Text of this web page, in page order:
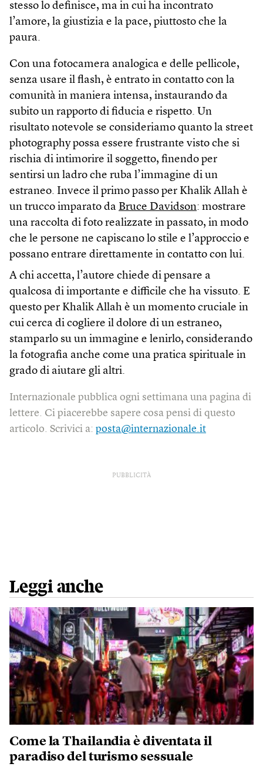
stesso lo definisce, ma in cui ha incontrato
l’amore, la giustizia e la pace, piuttosto che la
paura.
Con una fotocamera analogica e delle pellicole,
senza usare il flash, è entrato in contatto con la
comunità in maniera intensa, instaurando da
subito un rapporto di fiducia e rispetto. Un
risultato notevole se consideriamo quanto la street
photography possa essere frustrante visto che si
rischia di intimorire il soggetto, finendo per
sentirsi un ladro che ruba l’immagine di un
estraneo. Invece il primo passo per Khalik Allah è
un trucco imparato da Bruce Davidson: mostrare
una raccolta di foto realizzate in passato, in modo
che le persone ne capiscano lo stile e l’approccio e
possano entrare direttamente in contatto con lui.
A chi accetta, l’autore chiede di pensare a
qualcosa di importante e difficile che ha vissuto. E
questo per Khalik Allah è un momento cruciale in
cui cerca di cogliere il dolore di un estraneo,
stamparlo su un immagine e lenirlo, considerando
la fotografia anche come una pratica spirituale in
grado di aiutare gli altri.
Internazionale pubblica ogni settimana una pagina di
lettere. Ci piacerebbe sapere cosa pensi di questo
articolo. Scrivici a: posta@internazionale.it
PUBBLICITÀ
Leggi anche
Come la Thailandia è diventata il
paradiso del turismo sessuale